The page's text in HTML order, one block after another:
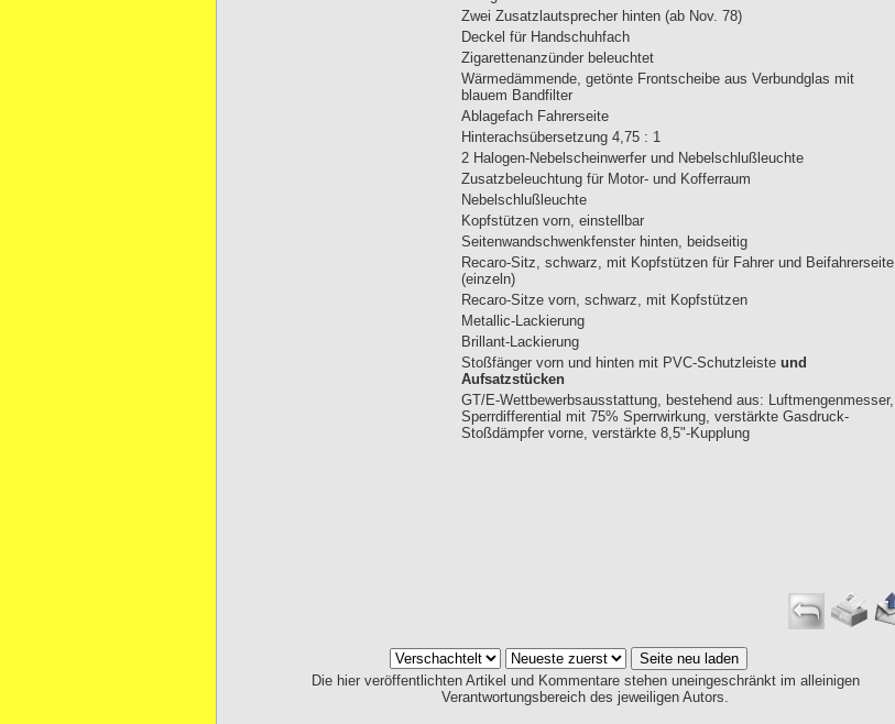
Zwei Zusatzlautsprecher hinten (ab Nov. 78)
Deckel für Handschuhfach
Zigarettenanzünder beleuchtet
Wärmedämmende, getönte Frontscheibe aus Verbundglas mit
blauem Bandfilter
Ablagefach Fahrerseite
Hinterachsübersetzung 4,75 : 1
2 Halogen-Nebelscheinwerfer und Nebelschlußleuchte
Zusatzbeleuchtung für Motor- und Kofferraum
Nebelschlußleuchte
Kopfstützen vorn, einstellbar
Seitenwandschwenkfenster hinten, beidseitig
Recaro-Sitz, schwarz, mit Kopfstützen für Fahrer und Beifahrerseite
(einzeln)
Recaro-Sitze vorn, schwarz, mit Kopfstützen
Metallic-Lackierung
Brillant-Lackierung
Stoßfänger vorn und hinten mit PVC-Schutzleiste und
Aufsatzstücken
GT/E-Wettbewerbsausstattung, bestehend aus: Luftmengenmesser,
Sperrdifferential mit 75% Sperrwirkung, verstärkte Gasdruck-
Stoßdämpfer vorne, verstärkte 8,5"-Kupplung
Die hier veröffentlichten Artikel und Kommentare stehen uneingeschränkt im alleinigen
Verantwortungsbereich des jeweiligen Autors.